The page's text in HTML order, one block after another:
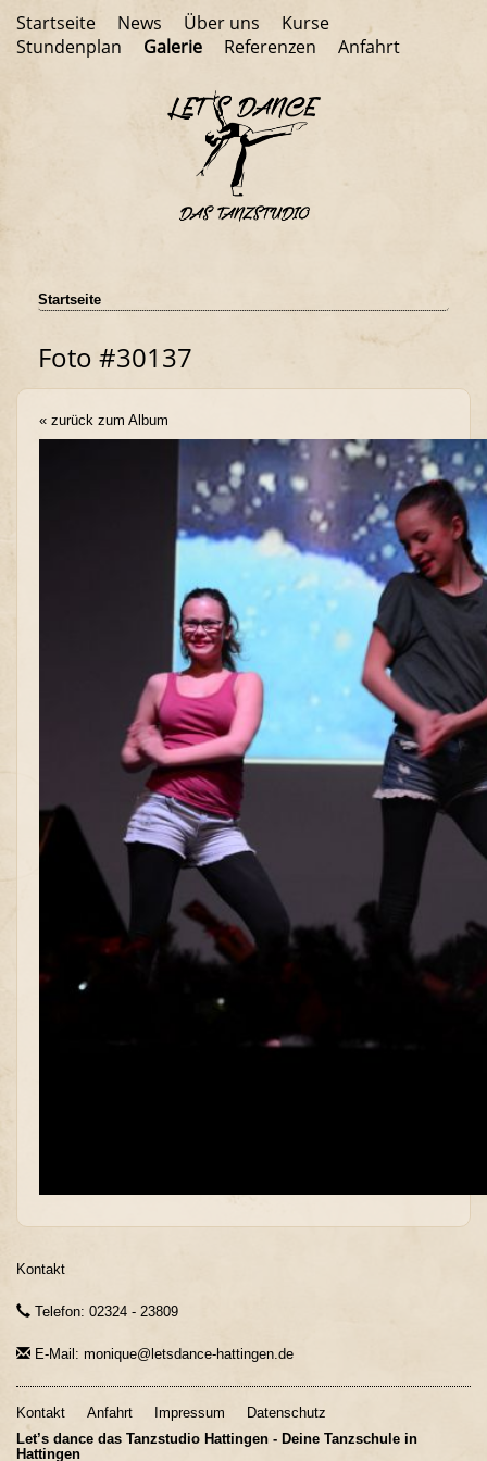
Startseite News Über uns
Kurse
Stundenplan
Galerie Referenzen Anfahrt
Startseite
Foto #30137
« zurück zum Album
Kontakt
Telefon: 02324 - 23809
E-Mail: monique@letsdance-hattingen.de
Kontakt Anfahrt Impressum
Datenschutz
Let’s dance das Tanzstudio Hattingen - Deine Tanzschule in
Hattingen